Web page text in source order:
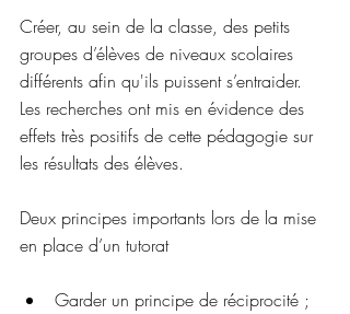
Créer, au sein de la classe, des petits
groupes d’élèves de niveaux scolaires
différents afin qu'ils puissent s’entraider.
Les recherches ont mis en évidence des
effets très positifs de cette pédagogie sur
les résultats des élèves.
Deux principes importants lors de la mise
en place d’un tutorat
Garder un principe de réciprocité ;